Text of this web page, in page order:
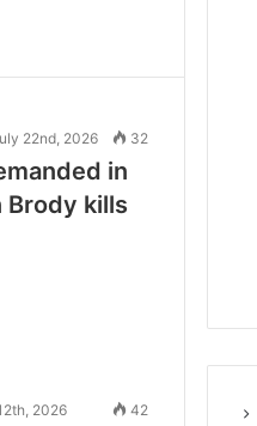
22nd, 2026 32
in
kills
2026 42